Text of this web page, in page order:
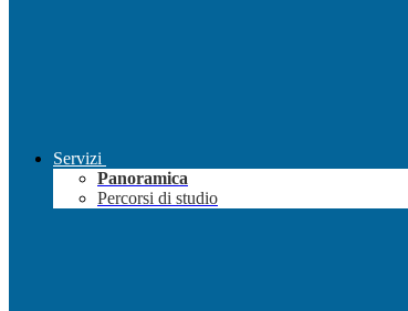
Servizi
Panoramica
Percorsi di studio